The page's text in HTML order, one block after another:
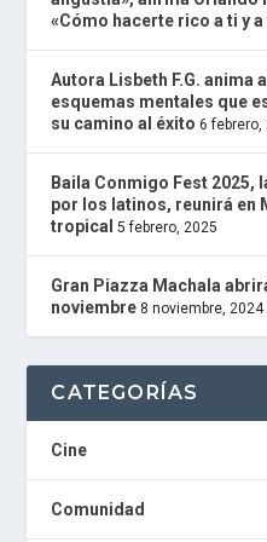
R
D
I
O
P
G
I
N
powered
by
W
o
r
d
P
r
e
s
e
b
«Cómo hacerte rico a ti y
Autora Lisbeth F.G. anima
esquemas mentales que
su camino al éxito 6 febrero,
Baila Conmigo Fest 2025,
por los latinos, reunirá en
tropical
5 febrero, 2025
Gran Piazza Machala
noviembre 8 noviembre, 2024
CATEGORÍAS
Cine
Comunidad